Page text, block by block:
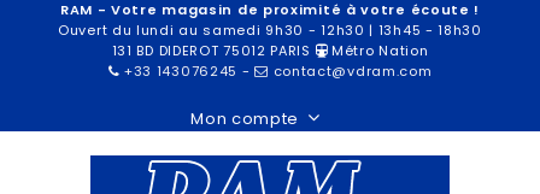
RAM - Votre magasin de proximité à votre écoute !
Ouvert du lundi au samedi 9h30 - 12h30 | 13h45 - 18h30
131 BD DIDEROT 75012 PARIS
Métro Nation
+33 143076245 - contact@vdram.com
Mon compte